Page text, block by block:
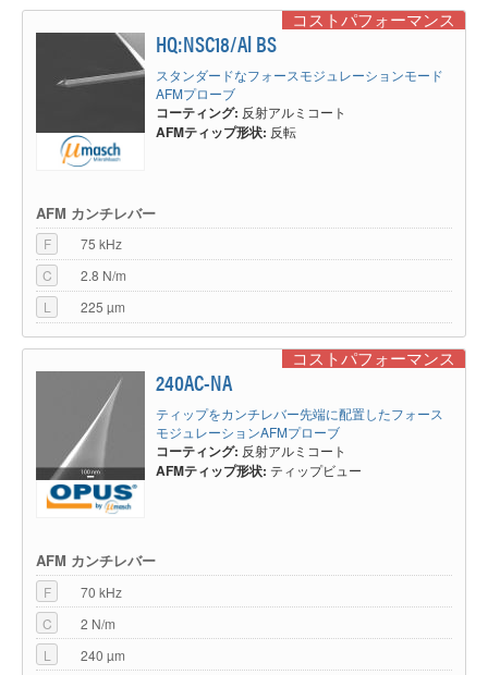
コストパフォーマンス
HQ:NSC18/Al BS
スタンダードなフォースモジュレーションモード
AFMプローブ
コーティング: 反射アルミコート
AFMティップ形状: 反転
AFM カンチレバー
F
75 kHz
C
2.8 N/m
L
225 µm
コストパフォーマンス
240AC-NA
ティップをカンチレバー先端に配置したフォース
モジュレーションAFMプローブ
コーティング: 反射アルミコート
AFMティップ形状: ティップビュー
AFM カンチレバー
F
70 kHz
C
2 N/m
L
240 µm